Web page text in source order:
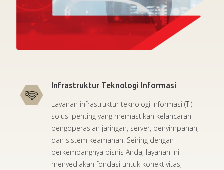
Infrastruktur Teknologi Informasi
Layanan infrastruktur teknologi informasi (TI)
solusi penting yang memastikan kelancaran
pengoperasian jaringan, server, penyimpanan,
dan sistem keamanan. Seiring dengan
berkembangnya bisnis Anda, layanan ini
menyediakan fondasi untuk konektivitas,